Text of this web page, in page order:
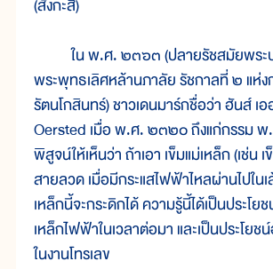
(สังกะสี)
ใน พ.ศ. ๒๓๖๓ (ปลายรัชสมัยพระบ
พระพุทธเลิศหล้านภาลัย รัชกาลที่ ๒ แห่ง
รัตนโกสินทร์) ชาวเดนมาร์กชื่อว่า ฮันส์ เ
Oersted เมื่อ พ.ศ. ๒๓๒๐ ถึงแก่กรรม
พิสูจน์ให้เห็นว่า ถ้าเอา เข็มแม่เหล็ก (เช่น
สายลวด เมื่อมีกระแสไฟฟ้าไหลผ่านไปใน
เหล็กนี้จะกระดิกได้ ความรู้นี้ได้เป็นประโย
เหล็กไฟฟ้าในเวลาต่อมา และเป็นประโย
ในงานโทรเลข